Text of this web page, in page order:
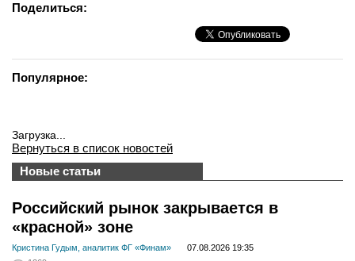
Поделиться:
Популярное:
Загрузка...
Вернуться в список новостей
Новые статьи
Российский рынок закрывается в
«красной» зоне
Кристина Гудым, аналитик ФГ «Финам»
07.08.2026 19:35